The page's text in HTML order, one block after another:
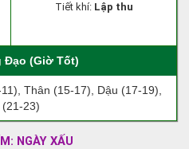
Tiết khí: Lập thu
Đạo (Giờ Tốt)
Thân (15-17), Dậu (17-19),
(21-23)
NGÀY XẤU